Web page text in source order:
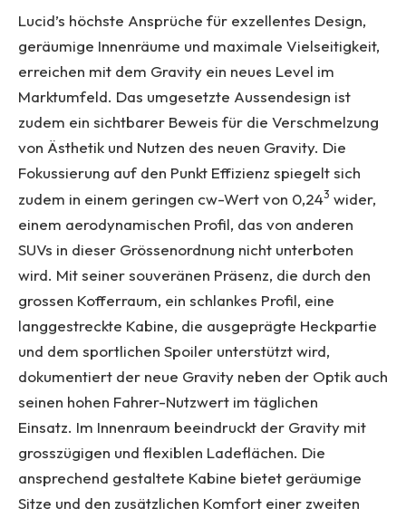
Lucid’s höchste Ansprüche für exzellentes Design,
geräumige Innenräume und maximale Vielseitigkeit,
erreichen mit dem Gravity ein neues Level im
Marktumfeld. Das umgesetzte Aussendesign ist
zudem ein sichtbarer Beweis für die Verschmelzung
von Ästhetik und Nutzen des neuen Gravity. Die
Fokussierung auf den Punkt Effizienz spiegelt sich
zudem in einem geringen cw-Wert von 0,243 wider,
einem aerodynamischen Profil, das von anderen
SUVs in dieser Grössenordnung nicht unterboten
wird. Mit seiner souveränen Präsenz, die durch den
grossen Kofferraum, ein schlankes Profil, eine
langgestreckte Kabine, die ausgeprägte Heckpartie
und dem sportlichen Spoiler unterstützt wird,
dokumentiert der neue Gravity neben der Optik auch
seinen hohen Fahrer-Nutzwert im täglichen
Einsatz. Im Innenraum beeindruckt der Gravity mit
grosszügigen und flexiblen Ladeflächen. Die
ansprechend gestaltete Kabine bietet geräumige
Sitze und den zusätzlichen Komfort einer zweiten